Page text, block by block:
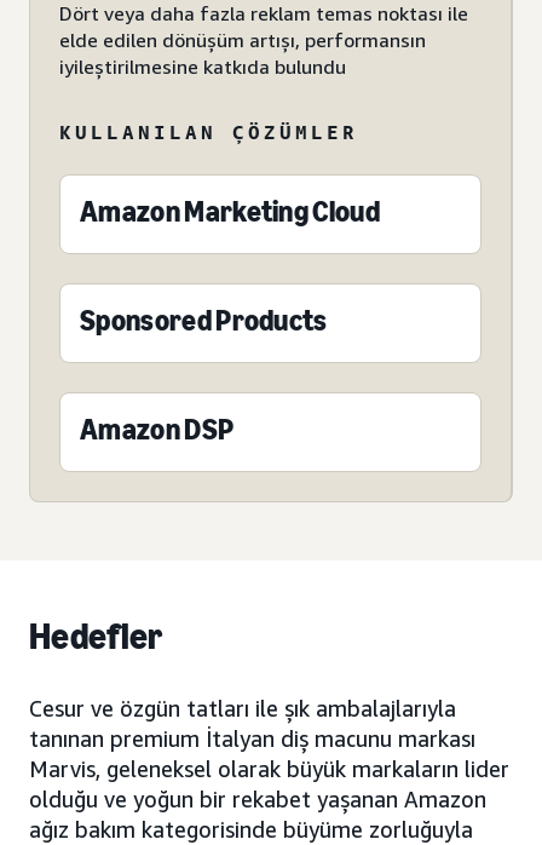
Dört veya daha fazla reklam temas noktası ile
elde edilen dönüşüm artışı, performansın
iyileştirilmesine katkıda bulundu
KULLANILAN ÇÖZÜMLER
Amazon Marketing Cloud
Sponsored Products
Amazon DSP
Hedefler
Cesur ve özgün tatları ile şık ambalajlarıyla
tanınan premium İtalyan diş macunu markası
Marvis, geleneksel olarak büyük markaların lider
olduğu ve yoğun bir rekabet yaşanan Amazon
ağız bakım kategorisinde büyüme zorluğuyla